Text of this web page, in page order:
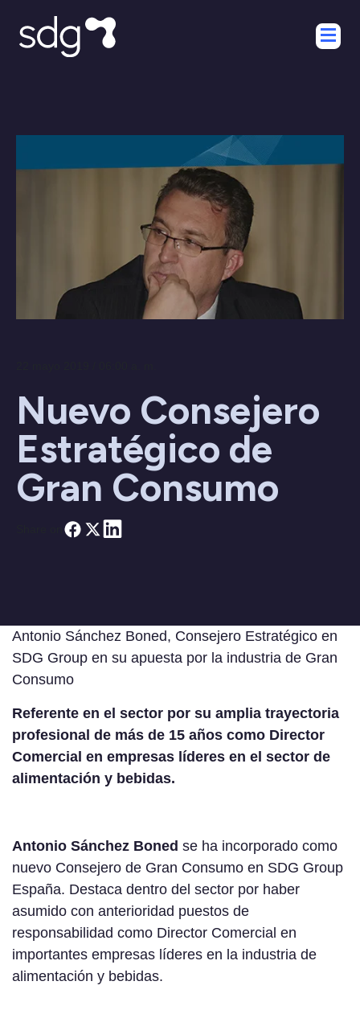
Nuevo Consejero
Estratégico de
Gran Consumo
Antonio Sánchez Boned, Consejero Estratégico en
SDG Group en su apuesta por la industria de Gran
Consumo
Referente en el sector por su amplia trayectoria
profesional de más de 15 años como Director
Comercial en empresas líderes en el sector de
alimentación y bebidas.
Antonio Sánchez Boned se ha incorporado como
nuevo Consejero de Gran Consumo en SDG Group
España. Destaca dentro del sector por haber
asumido con anterioridad puestos de
responsabilidad como Director Comercial en
importantes empresas líderes en la industria de
alimentación y bebidas.